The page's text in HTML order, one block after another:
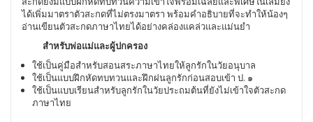
ได้เพิ่มมาตราตัวสะกดที่ไม่ตรงมาตรา พร้อมคำอธิบายที่จะทำให้น้องๆ
อ่านเขียนตัวสะกดภาษาไทยได้อย่างคล่องแคล่วและแม่นยำ
สำหรับพ่อแม่และผู้ปกครอง
ใช้เป็นคู่มือสำหรับสอนสระภาษาไทยให้ลูกรักในวัยอนุบาล
ใช้เป็นแบบฝึกหัดทบทวนและฝึกฝนลูกรักก่อนสอบเข้า ป. ๑
ใช้เป็นแบบเรียนสำหรับลูกรักในวัยประถมต้นที่ยังไม่เข้าใจตัวสะกด
ภาษาไทย